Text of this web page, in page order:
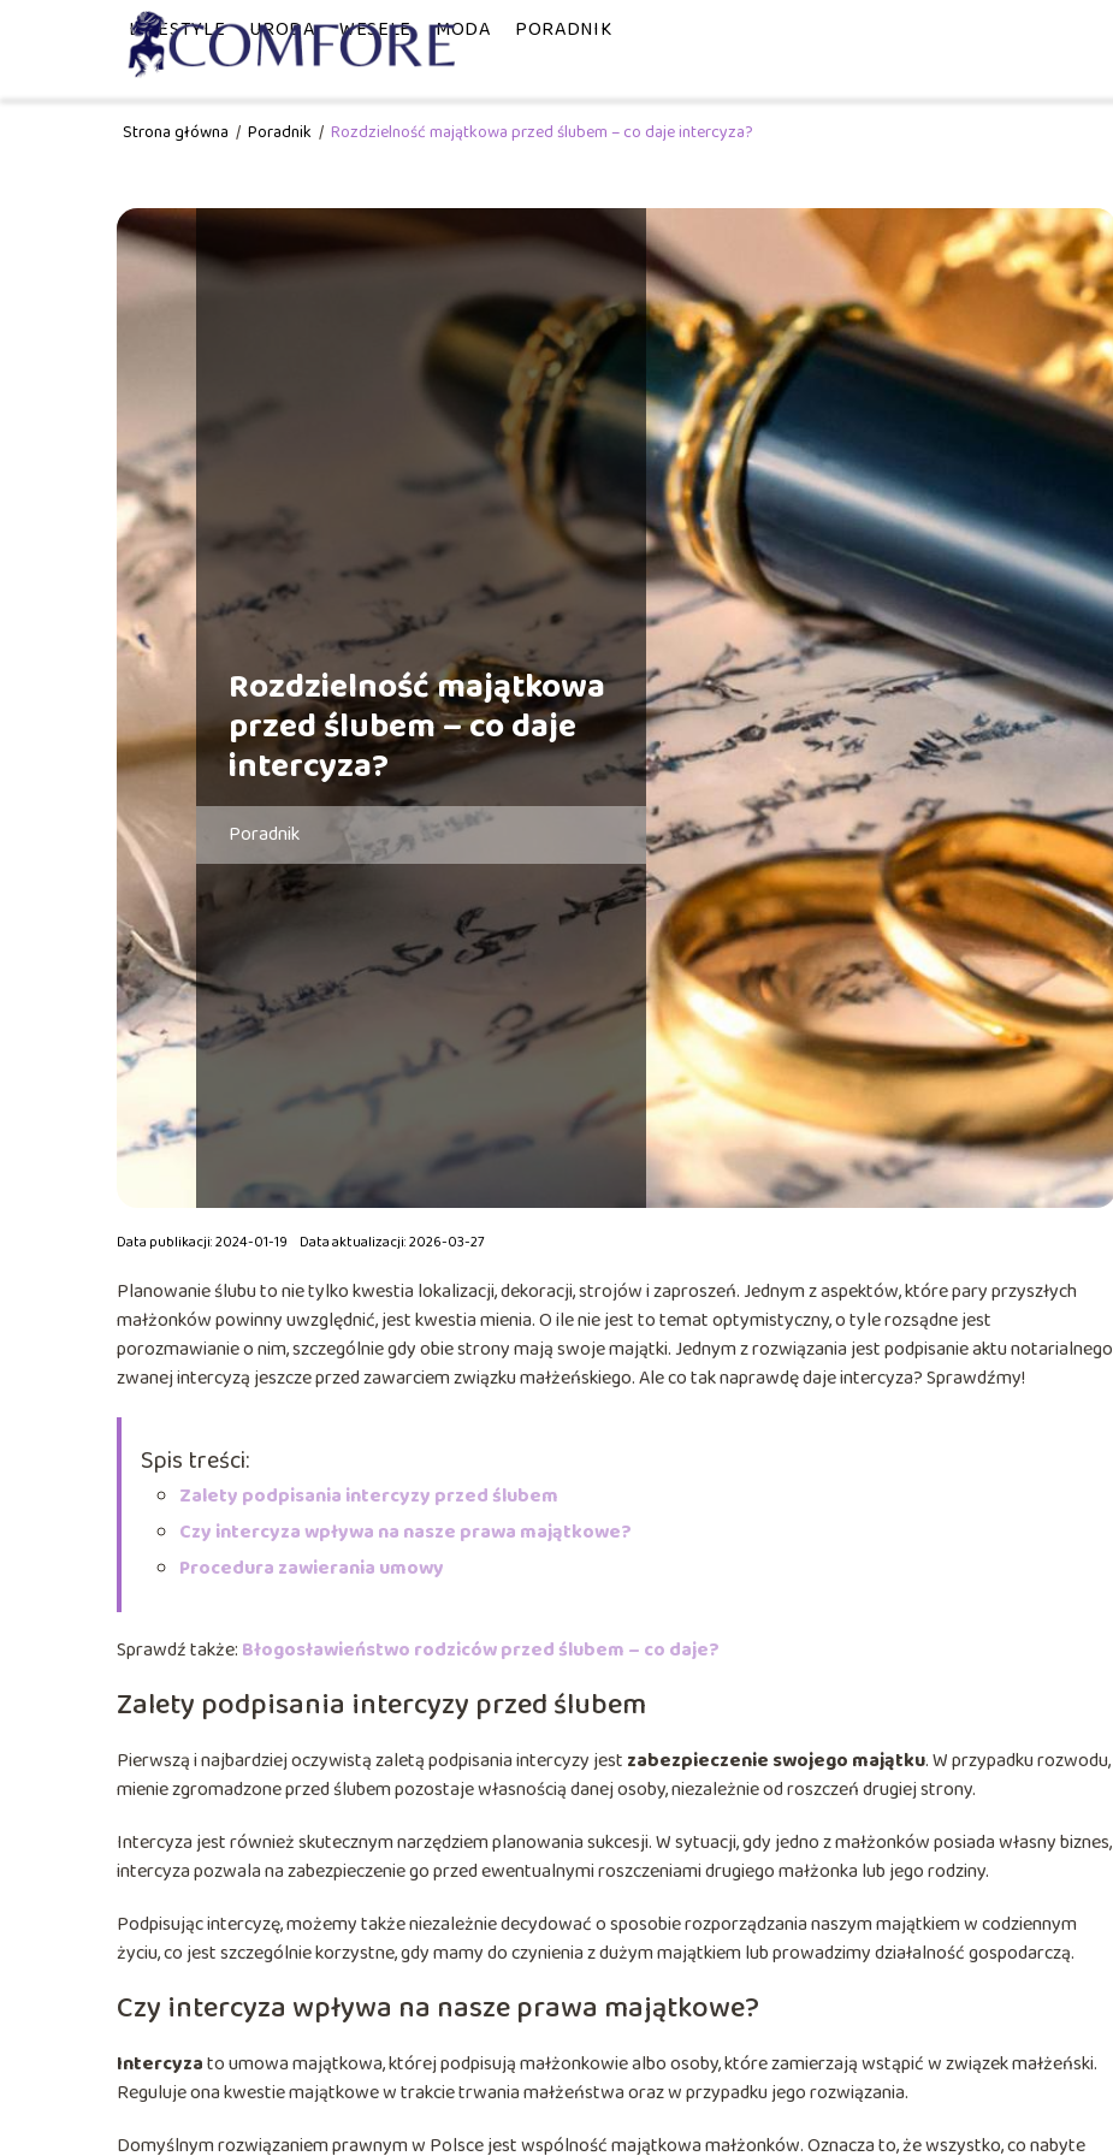
LIFESTYLE URODA WESELE MODA PORADNIK
Strona główna / Poradnik / Rozdzielność majątkowa przed ślubem – co daje intercyza?
Rozdzielność majątkowa
przed ślubem – co daje
intercyza?
Poradnik
Data publikacji: 2024-01-19 Data aktualizacji: 2026-03-27
Planowanie ślubu to nie tylko kwestia lokalizacji, dekoracji, strojów i zaproszeń. Jednym z aspektów, które pary przyszłych
małżonków powinny uwzględnić, jest kwestia mienia. O ile nie jest to temat optymistyczny, o tyle rozsądne jest
porozmawianie o nim, szczególnie gdy obie strony mają swoje majątki. Jednym z rozwiązania jest podpisanie aktu notarialnego
zwanej intercyzą jeszcze przed zawarciem związku małżeńskiego. Ale co tak naprawdę daje intercyza? Sprawdźmy!
Spis treści:
Zalety podpisania intercyzy przed ślubem
Czy intercyza wpływa na nasze prawa majątkowe?
Procedura zawierania umowy
Sprawdź także: Błogosławieństwo rodziców przed ślubem – co daje?
Zalety podpisania intercyzy przed ślubem
Pierwszą i najbardziej oczywistą zaletą podpisania intercyzy jest zabezpieczenie swojego majątku. W przypadku rozwodu,
mienie zgromadzone przed ślubem pozostaje własnością danej osoby, niezależnie od roszczeń drugiej strony.
Intercyza jest również skutecznym narzędziem planowania sukcesji. W sytuacji, gdy jedno z małżonków posiada własny biznes,
intercyza pozwala na zabezpieczenie go przed ewentualnymi roszczeniami drugiego małżonka lub jego rodziny.
Podpisując intercyzę, możemy także niezależnie decydować o sposobie rozporządzania naszym majątkiem w codziennym
życiu, co jest szczególnie korzystne, gdy mamy do czynienia z dużym majątkiem lub prowadzimy działalność gospodarczą.
Czy intercyza wpływa na nasze prawa majątkowe?
Intercyzato umowa majątkowa, której podpisują małżonkowie albo osoby, które zamierzają wstąpić w związek małżeński.
Reguluje ona kwestie majątkowe w trakcie trwania małżeństwa oraz w przypadku jego rozwiązania.
Domyślnym rozwiązaniem prawnym w Polsce jest wspólność majątkowa małżonków. Oznacza to, że wszystko, co nabyte